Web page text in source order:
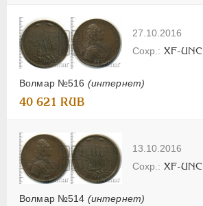
27.10.2016
Волмар №516 (интернет)
XF-UNC
40 621 RUB
13.10.2016
Волмар №514 (интернет)
XF-UNC